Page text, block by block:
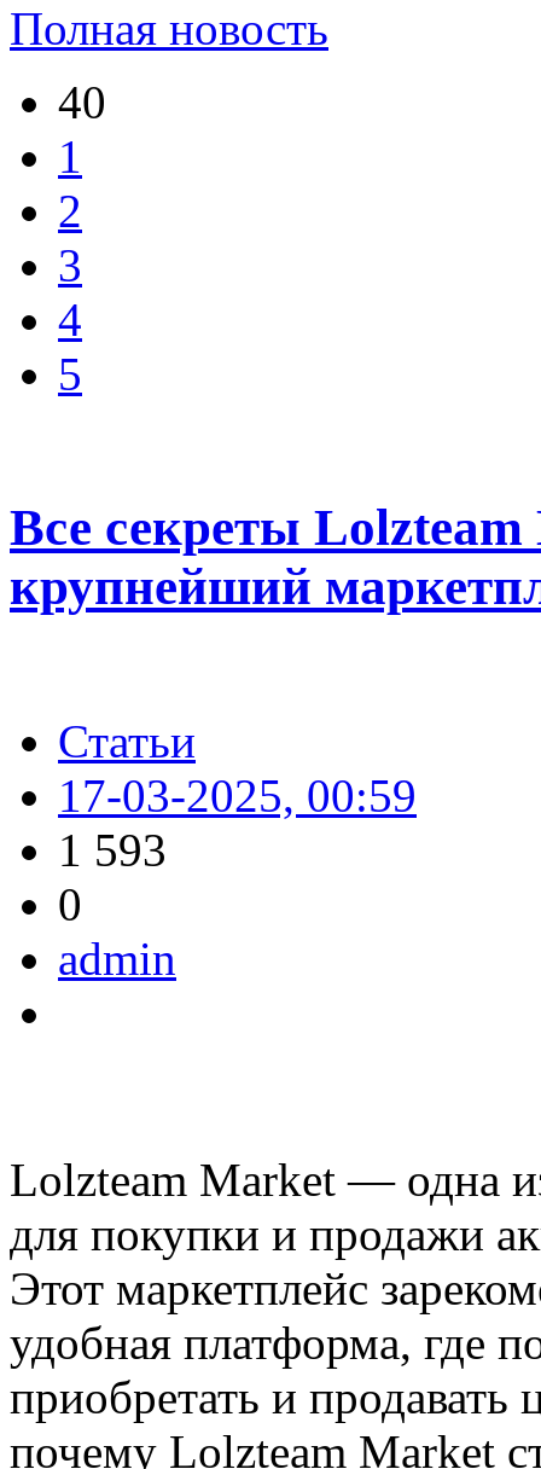
Полная новость
40
1
2
3
4
5
Все секреты
крупнейший
Статьи
17-03-2025, 00:59
1 593
0
admin
Lolzteam Market — одна
для покупки и продажи
Этот маркетплейс
удобная платформа, где
приобретать и
почему Lolzteam Market